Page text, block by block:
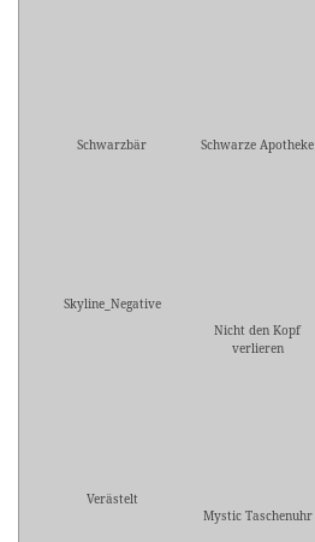
Schwarzbär Schwarze Apotheke
Skyline_Negative
Nicht den Kopf
verlieren
Verästelt
Mystic Taschenuhr